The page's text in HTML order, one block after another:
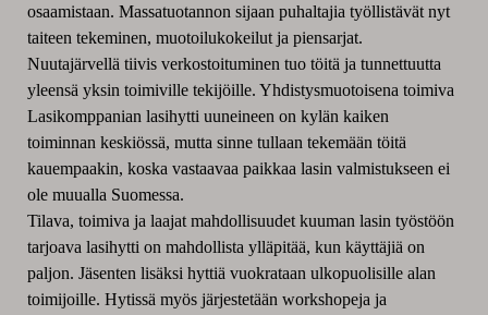
osaamistaan. Massatuotannon sijaan puhaltajia työllistävät nyt
taiteen tekeminen, muotoilukokeilut ja piensarjat.
Nuutajärvellä tiivis verkostoituminen tuo töitä ja tunnettuutta
yleensä yksin toimiville tekijöille. Yhdistysmuotoisena toimiva
Lasikomppanian lasihytti uuneineen on kylän kaiken
toiminnan keskiössä, mutta sinne tullaan tekemään töitä
kauempaakin, koska vastaavaa paikkaa lasin valmistukseen ei
ole muualla Suomessa.
Tilava, toimiva ja laajat mahdollisuudet kuuman lasin työstöön
tarjoava lasihytti on mahdollista ylläpitää, kun käyttäjiä on
paljon. Jäsenten lisäksi hyttiä vuokrataan ulkopuolisille alan
toimijoille. Hytissä myös järjestetään workshopeja ja